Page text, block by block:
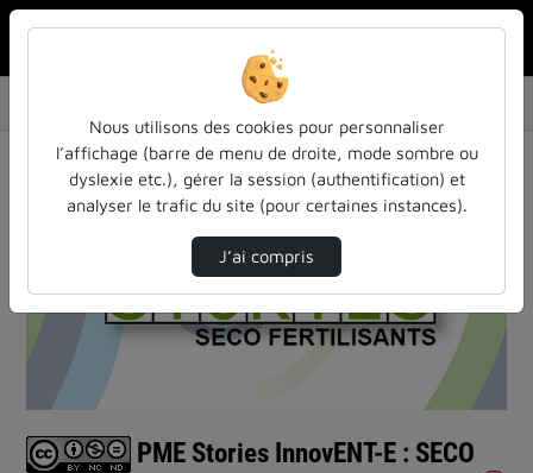
PME Stories InnovENT-E : SECO Fertilisants
Lire
PME Stories InnovENT-E : SECO
Nous utilisons des cookies pour personnaliser
l’affichage (barre de menu de droite, mode sombre ou
dyslexie etc.), gérer la session (authentification) et
analyser le trafic du site (pour certaines instances).
J’ai compris